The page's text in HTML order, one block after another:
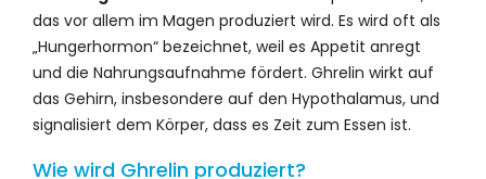
das vor allem im Magen produziert wird. Es wird oft als
„Hungerhormon“ bezeichnet, weil es Appetit anregt
und die Nahrungsaufnahme fördert. Ghrelin wirkt auf
das Gehirn, insbesondere auf den Hypothalamus, und
signalisiert dem Körper, dass es Zeit zum Essen ist.
Wie wird Ghrelin produziert?